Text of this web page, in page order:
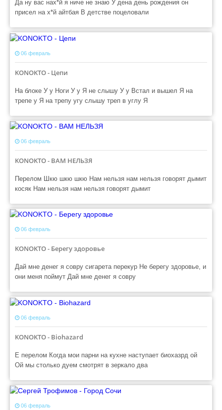
Да ну вас нах*й я ниче не знаю У дена день рождения он
присел на х*й айтбая В детстве поцеловали
06 февраль
KONOKTO - Цепи
На блоке У у Ноги У у Я не слышу У у Встал и вышел Я на
трепе у Я на трепу угу слышу треп в углу Я
06 февраль
KONOKTO - ВАМ НЕЛЬЗЯ
Перелом Шкю шкю шкю Нам нельзя нам нельзя говорят дымит
косяк Нам нельзя нам нельзя говорят дымит
06 февраль
KONOKTO - Берегу здоровье
Дай мне денег я совру сигарета перекур Не берегу здоровье, и
они меня поймут Дай мне денег я совру
06 февраль
KONOKTO - Biohazard
Е перелом Когда мои парни на кухне наступает биохазрд ой
Ой мы столько дуем смотрят в зеркало два
06 февраль